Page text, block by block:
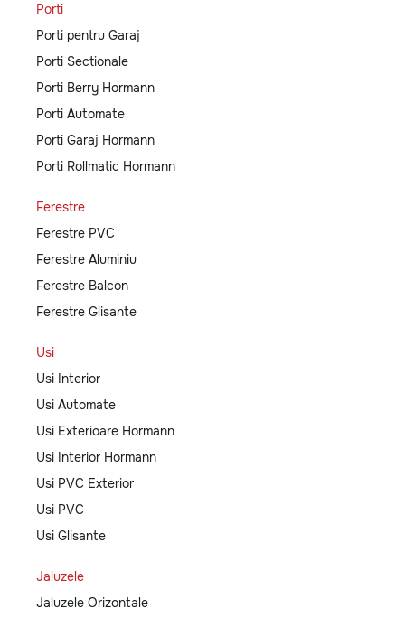
Porti
Porti pentru Garaj
Porti Sectionale
Porti Berry Hormann
Porti Automate
Porti Garaj Hormann
Porti Rollmatic Hormann
Ferestre
Ferestre PVC
Ferestre Aluminiu
Ferestre Balcon
Ferestre Glisante
Usi
Usi Interior
Usi Automate
Usi Exterioare Hormann
Usi Interior Hormann
Usi PVC Exterior
Usi PVC
Usi Glisante
Jaluzele
Jaluzele Orizontale